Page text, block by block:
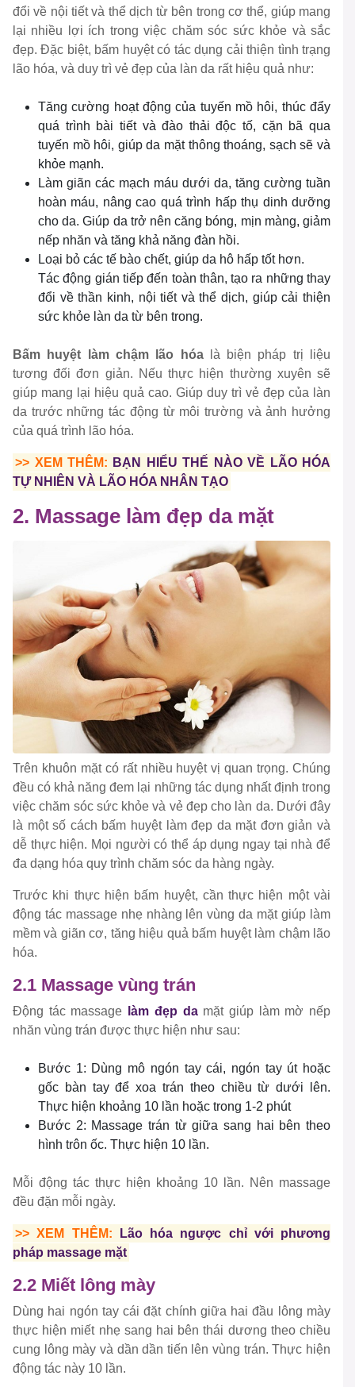
đổi về nội tiết và thể dịch từ bên trong cơ thể, giúp mang
lại nhiều lợi ích trong việc chăm sóc sức khỏe và sắc
đẹp. Đặc biệt, bấm huyệt có tác dụng cải thiện tình trạng
lão hóa, và duy trì vẻ đẹp của làn da rất hiệu quả như:
Tăng cường hoạt động của tuyến mồ hôi, thúc đẩy
quá trình bài tiết và đào thải độc tố, cặn bã qua
tuyến mồ hôi, giúp da mặt thông thoáng, sạch sẽ và
khỏe mạnh.
Làm giãn các mạch máu dưới da, tăng cường tuần
hoàn máu, nâng cao quá trình hấp thụ dinh dưỡng
cho da. Giúp da trở nên căng bóng, mịn màng, giảm
nếp nhăn và tăng khả năng đàn hồi.
Loại bỏ các tế bào chết, giúp da hô hấp tốt hơn.
Tác động gián tiếp đến toàn thân, tạo ra những thay
đổi về thần kinh, nội tiết và thể dịch, giúp cải thiện
sức khỏe làn da từ bên trong.
Bấm huyệt làm chậm lão hóalà biện pháp trị liệu
tương đối đơn giản. Nếu thực hiện thường xuyên sẽ
giúp mang lại hiệu quả cao. Giúp duy trì vẻ đẹp của làn
da trước những tác động từ môi trường và ảnh hưởng
của quá trình lão hóa.
>> XEM THÊM: BẠN HIỂU THẾ NÀO VỀ LÃO HÓA
TỰ NHIÊN VÀ LÃO HÓA NHÂN TẠO
2. Massage làm đẹp da mặt
Trên khuôn mặt có rất nhiều huyệt vị quan trọng. Chúng
đều có khả năng đem lại những tác dụng nhất định trong
việc chăm sóc sức khỏe và vẻ đẹp cho làn da. Dưới đây
là một số cách bấm huyệt làm đẹp da mặt đơn giản và
dễ thực hiện. Mọi người có thể áp dụng ngay tại nhà để
đa dạng hóa quy trình chăm sóc da hàng ngày.
Trước khi thực hiện bấm huyệt, cần thực hiện một vài
động tác massage nhẹ nhàng lên vùng da mặt giúp làm
mềm và giãn cơ, tăng hiệu quả bấm huyệt làm chậm lão
hóa.
2.1 Massage vùng trán
Động tác massage làm đẹp damặt giúp làm mờ nếp
nhăn vùng trán được thực hiện như sau:
Bước 1: Dùng mô ngón tay cái, ngón tay út hoặc
gốc bàn tay để xoa trán theo chiều từ dưới lên.
Thực hiện khoảng 10 lần hoặc trong 1-2 phút
Bước 2: Massage trán từ giữa sang hai bên theo
hình trôn ốc. Thực hiện 10 lần.
Mỗi động tác thực hiện khoảng 10 lần. Nên massage
đều đặn mỗi ngày.
>> XEM THÊM:
Lão hóa ngược chỉ với phương
pháp massage mặt
2.2 Miết lông mày
Dùng hai ngón tay cái đặt chính giữa hai đầu lông mày
thực hiện miết nhẹ sang hai bên thái dương theo chiều
cung lông mày và dần dần tiến lên vùng trán. Thực hiện
động tác này 10 lần.